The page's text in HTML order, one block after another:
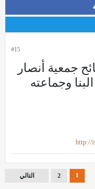
#15
جمعية أنصار
وجماعته
http://
1
2 التالي